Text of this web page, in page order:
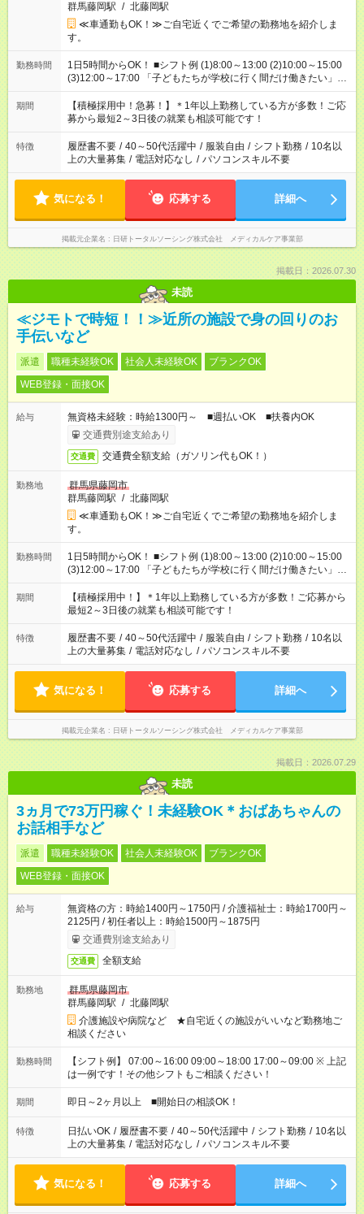
群馬藤岡駅 / 北藤岡駅
≪車通勤もOK！≫ご自宅近くでご希望の勤務地を紹介しま
す。
勤務時間
1日5時間からOK！ ■シフト例 (1)8:00～13:00 (2)10:00～15:00
(3)12:00～17:00 「子どもたちが学校に行く間だけ働きたい」
「余裕を持って夕飯の準備がしたい」 「午前中は働いて、午後
はプライベートの時間にしたい」 など、ご希望を教えてくださ
いね。 ※Wワーク希望の方へ 今ご覧のお仕事で希望する勤務時
間と、もう1つのお仕事の勤務時間。 合計で週40時間を超える
場合は応募できません。
期間
【積極採用中！急募！】＊1年以上勤務している方が多数！ご応
募から最短2～3日後の就業も相談可能です！
特徴 履歴書不要 / 40～50代活躍中 / 服装自由 / シフト勤務 / 10名以
上の大量募集 / 電話対応なし / パソコンスキル不要
気になる！ 応募する 詳細へ
掲載元企業名 日研トータルソーシング株式会社 メディカルケア事業部
掲載日：2026.07.30
未読
≪ジモトで時短！！≫近所の施設で身の回りのお
手伝いなど
派遣 職種未経験OK 社会人未経験OK
ブランクOK
WEB登録・面接OK
給与
無資格未経験：時給1300円～ ■週払いOK ■扶養内OK
交通費別途支給あり
交通費 交通費全額支給（ガソリン代もOK！）
勤務地
群馬県藤岡市
群馬藤岡駅 / 北藤岡駅
≪車通勤もOK！≫ご自宅近くでご希望の勤務地を紹介しま
す。
勤務時間
1日5時間からOK！ ■シフト例 (1)8:00～13:00 (2)10:00～15:00
(3)12:00～17:00 「子どもたちが学校に行く間だけ働きたい」
「余裕を持って夕飯の準備がしたい」 「午前中は働いて、午後
はプライベートの時間にしたい」 など、ご希望を教えてくださ
いね。 ※Wワーク希望の方へ 今ご覧のお仕事で希望する勤務時
間と、もう1つのお仕事の勤務時間。 合計で週40時間を超える
場合は応募できません。
期間
【積極採用中！】＊1年以上勤務している方が多数！ご応募から
最短2～3日後の就業も相談可能です！
特徴 履歴書不要 / 40～50代活躍中 / 服装自由 / シフト勤務 / 10名以
上の大量募集 / 電話対応なし / パソコンスキル不要
気になる！ 応募する 詳細へ
掲載元企業名 日研トータルソーシング株式会社 メディカルケア事業部
掲載日：2026.07.29
未読
3ヵ月で73万円稼ぐ！未経験OK＊おばあちゃんの
お話相手など
派遣 職種未経験OK 社会人未経験OK
ブランクOK
WEB登録・面接OK
給与
無資格の方：時給1400円～1750円 / 介護福祉士：時給1700円～
2125円 / 初任者以上：時給1500円～1875円
交通費別途支給あり
交通費 全額支給
勤務地
群馬県藤岡市
群馬藤岡駅 / 北藤岡駅
介護施設や病院など ★自宅近くの施設がいいなど勤務地ご
相談ください
勤務時間
【シフト例】 07:00～16:00 09:00～18:00 17:00～09:00 ※ 上記
は一例です！その他シフトもご相談ください！
期間 即日～2ヶ月以上 ■開始日の相談OK！
特徴 日払いOK / 履歴書不要 / 40～50代活躍中 / シフト勤務 / 10名以
上の大量募集 / 電話対応なし / パソコンスキル不要
気になる！ 応募する 詳細へ